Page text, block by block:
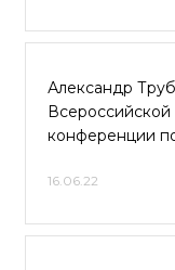
Александр
Всероссийской
конференции
16.06.22